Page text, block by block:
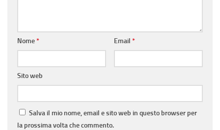
Nome* Email *
Sito web
Salva il mio nome, email e sito web in questo browser per
la prossima volta che commento.